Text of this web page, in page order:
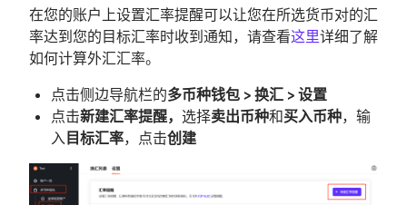
在您的账户上设置汇率提醒可以让您在所选货币对的汇
率达到您的目标汇率时收到通知，请查看这里详细了解
如何计算外汇汇率。
点击侧边导航栏的多币种钱包 > 换汇 > 设置
点击新建汇率提醒， 选择卖出币种和买入币种，输
入 目标汇率，点击创建